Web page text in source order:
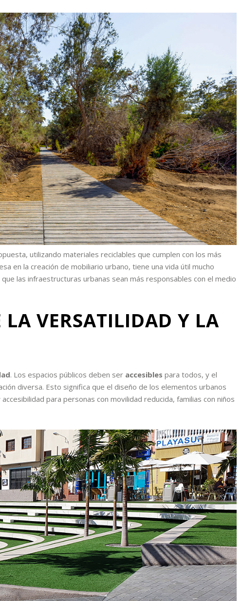
utilizando materiales reciclables que cumplen con los más
en la creación de mobiliario urbano, tiene una vida útil mucho
las infraestructuras urbanas sean más responsables con el medio
VERSATILIDAD Y LA
. Los espacios públicos deben ser accesibles para todos, y el
diversa. Esto significa que el diseño de los elementos urbanos
para personas con movilidad reducida, familias con niños